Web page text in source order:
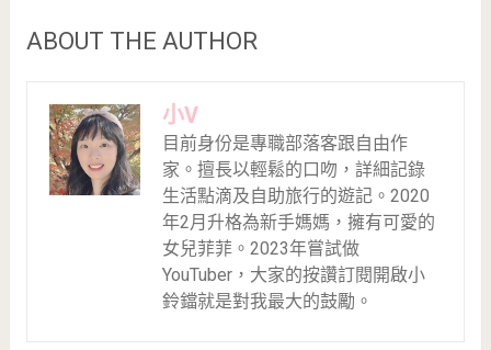
ABOUT THE AUTHOR
小V
目前身份是專職部落客跟自由作
家。擅長以輕鬆的口吻，詳細記錄
生活點滴及自助旅行的遊記。2020
年2月升格為新手媽媽，擁有可愛的
女兒菲菲。2023年嘗試做
YouTuber，大家的按讚訂閱開啟小
鈴鐺就是對我最大的鼓勵。